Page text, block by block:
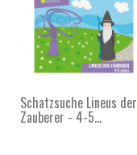
Schatzsuche Lineus der
Zauberer - 4-5...